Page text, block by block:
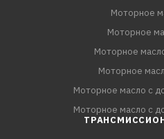
Моторное
Моторное
Моторное
Моторное
Моторное масло с
Моторное масло с